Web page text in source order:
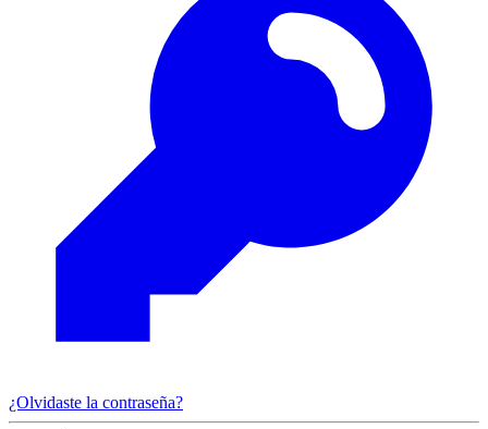
¿Olvidaste la contraseña?